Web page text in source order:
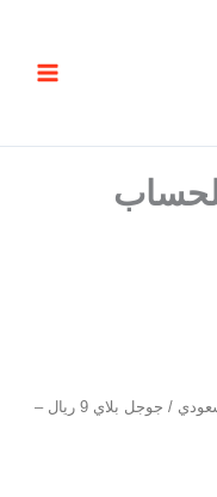
– للحساب
/ جوجل بلاي 9 ريال –